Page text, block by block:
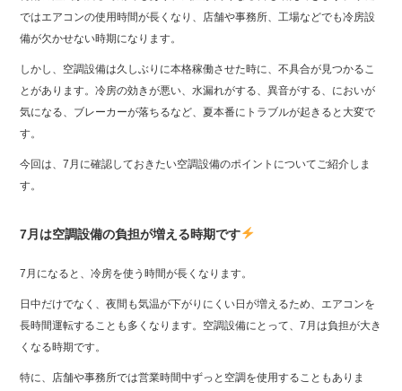
ではエアコンの使用時間が長くなり、店舗や事務所、工場などでも冷房設
備が欠かせない時期になります。
しかし、空調設備は久しぶりに本格稼働させた時に、不具合が見つかるこ
とがあります。冷房の効きが悪い、水漏れがする、異音がする、においが
気になる、ブレーカーが落ちるなど、夏本番にトラブルが起きると大変で
す。
今回は、7月に確認しておきたい空調設備のポイントについてご紹介しま
す。
7月は空調設備の負担が増える時期です
7月になると、冷房を使う時間が長くなります。
日中だけでなく、夜間も気温が下がりにくい日が増えるため、エアコンを
長時間運転することも多くなります。空調設備にとって、7月は負担が大き
くなる時期です。
特に、店舗や事務所では営業時間中ずっと空調を使用することもありま